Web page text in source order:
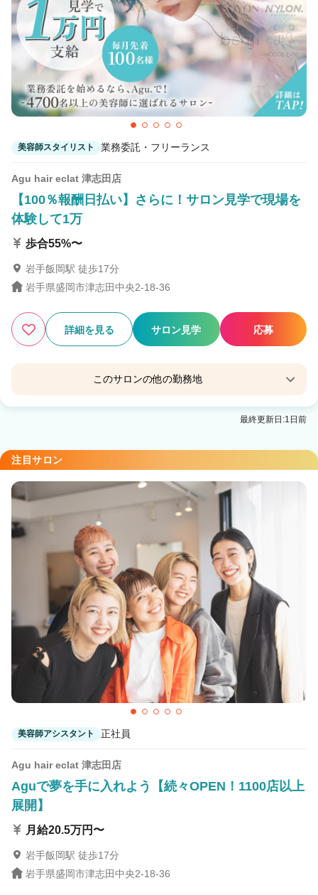
美容師スタイリスト 業務委託・フリーランス
Agu hair eclat 津志田店
【100％報酬日払い】さらに！サロン見学で現場を
体験して1万
歩合55%〜
岩手飯岡駅 徒歩17分
岩手県盛岡市津志田中央2-18-36
詳細を見る サロン見学 応募
このサロンの他の勤務地
Agu hair gisele花巻
Agu hair rudi 水沢
Agu hair marry運動公園前店
Agu hair figaro北上
江釣子駅 車5分
Agu hair mahalo 矢巾
矢幅駅 徒歩5分
Agu hair journey 紫波
紫波中央駅 徒歩3分
最終更新日:1日前
注目サロン
美容師アシスタント 正社員
Agu hair eclat 津志田店
Aguで夢を手に入れよう【続々OPEN！1100店以上
展開】
月給20.5万円〜
岩手飯岡駅 徒歩17分
岩手県盛岡市津志田中央2-18-36